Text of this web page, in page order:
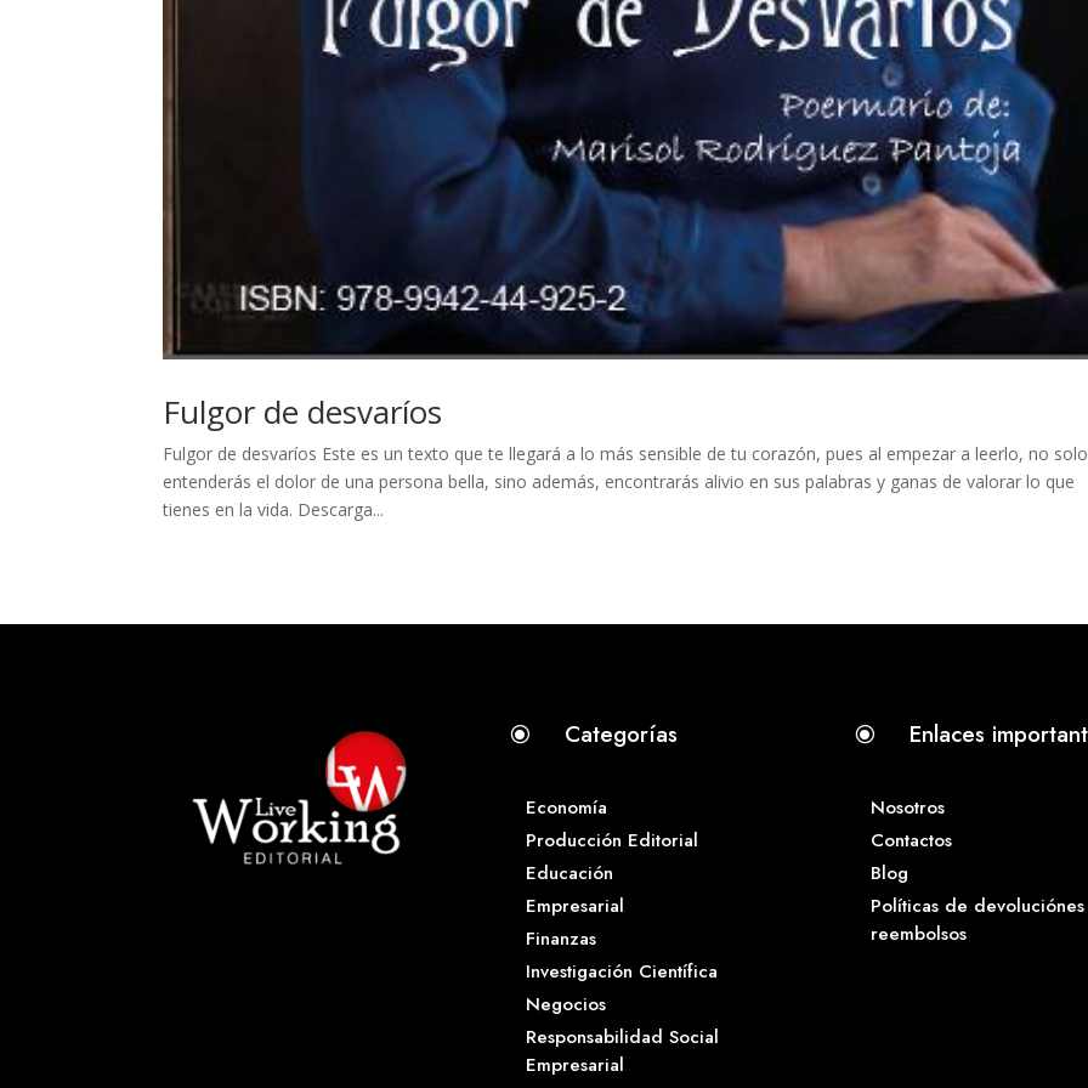
Fulgor de desvaríos
Fulgor de desvaríos Este es un texto que te llegará a lo más sensible de tu corazón, pues al empezar a leerlo, no solo
entenderás el dolor de una persona bella, sino además, encontrarás alivio en sus palabras y ganas de valorar lo que
tienes en la vida. Descarga...
\ Categorías
Economía
Producción Editorial
Educación
Empresarial
Finanzas
Investigación Científica
Negocios
Responsabilidad Social
Empresarial
\ Enlaces
Nosotros
Contactos
Blog
Políticas de
reembolsos